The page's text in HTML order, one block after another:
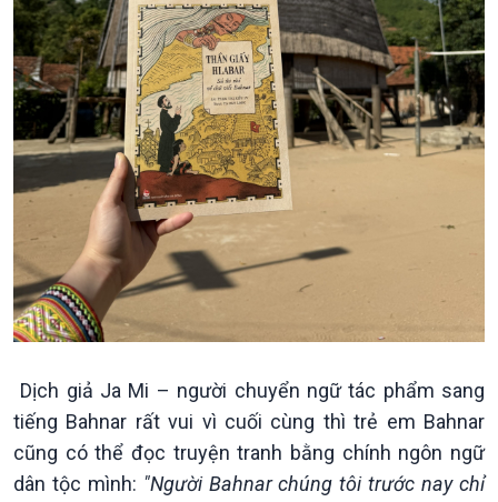
Tin Chính trị
Chính phủ với người dân
Quốc hội với cử tri
Xây dựng đảng
Đảng trong cuộc sống
Nhận diện sự thật
Thế giới
Tin thế giới
Vấn đề quốc tế
Hồ sơ sự kiện quốc tế
Thế giới & Việt Nam
Biên cương - Một dải vững
bền
Dịch giả Ja Mi – người chuyển ngữ tác phẩm sang
tiếng Bahnar rất vui vì cuối cùng thì trẻ em Bahnar
cũng có thể đọc truyện tranh bằng chính ngôn ngữ
dân tộc mình: "Người Bahnar chúng tôi trước nay chỉ